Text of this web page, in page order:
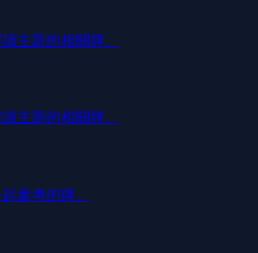
主題的相關牌。
主題的相關牌。
參考的牌。